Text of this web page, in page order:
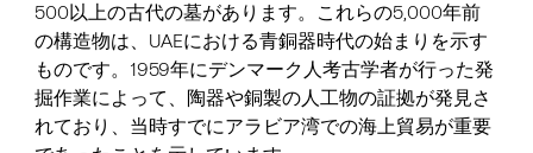
500以上の古代の墓があります。これらの5,000年前
の構造物は、UAEにおける青銅器時代の始まりを示す
ものです。1959年にデンマーク人考古学者が行った発
掘作業によって、陶器や銅製の人工物の証拠が発見さ
れており、当時すでにアラビア湾での海上貿易が重要